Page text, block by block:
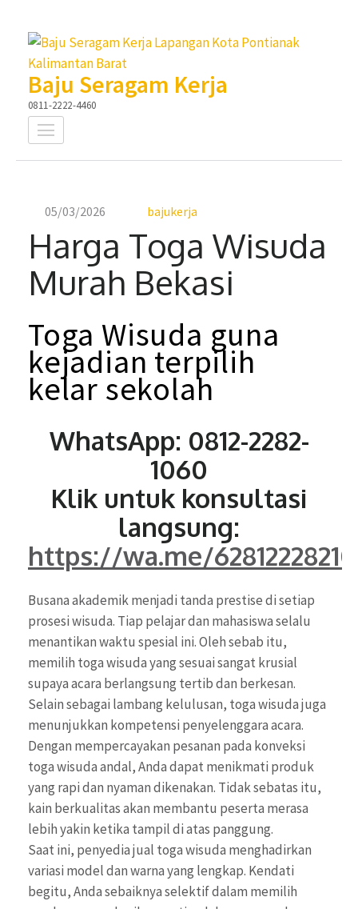
ke
konten
(Tekan
Enter)
Baju Seragam Kerja
0811-2222-4460
05/03/2026 bajukerja
Harga Toga Wisuda
Murah Bekasi
Toga Wisuda guna
kejadian terpilih
kelar sekolah
WhatsApp: 0812-2282-
1060
Klik untuk konsultasi
langsung:
https://wa.me/
Busana akademik menjadi tanda prestise di setiap
prosesi wisuda. Tiap pelajar dan mahasiswa selalu
menantikan waktu spesial ini. Oleh sebab itu,
memilih toga wisuda yang sesuai sangat krusial
supaya acara berlangsung tertib dan berkesan.
Selain sebagai lambang kelulusan, toga wisuda juga
menunjukkan kompetensi penyelenggara acara.
Dengan mempercayakan pesanan pada konveksi
toga wisuda andal, Anda dapat menikmati produk
yang rapi dan nyaman dikenakan. Tidak sebatas itu,
kain berkualitas akan membantu peserta merasa
lebih yakin ketika tampil di atas panggung.
Saat ini, penyedia jual toga wisuda menghadirkan
variasi model dan warna yang lengkap. Kendati
begitu, Anda sebaiknya selektif dalam memilih